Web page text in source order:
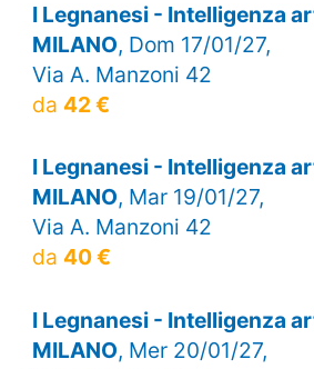
I Legnanesi - Intelligenza
MILANO, Dom 17/01/27,
Via A. Manzoni 42
da 42 €
I Legnanesi - Intelligenza
MILANO, Mar 19/01/27,
Via A. Manzoni 42
da 40 €
I Legnanesi - Intelligenza
MILANO, Mer 20/01/27,